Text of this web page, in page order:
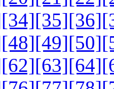
[34][35][36]
[48][49][50]
[62][63][64]